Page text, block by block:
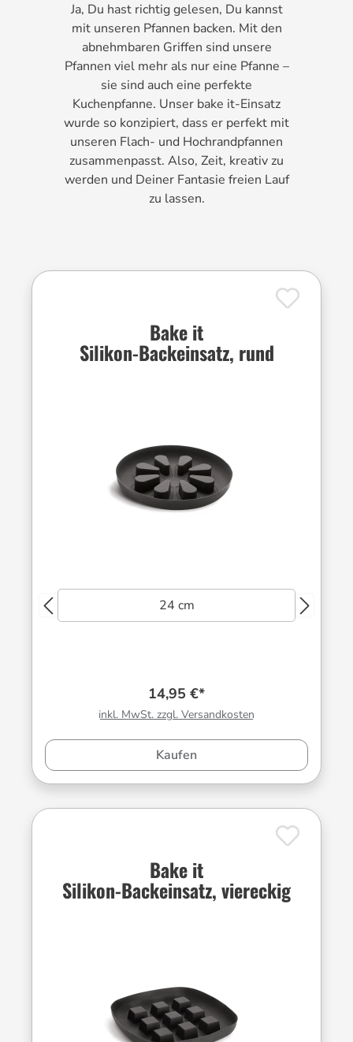
Ja, Du hast richtig gelesen, Du kannst
mit unseren Pfannen backen. Mit den
abnehmbaren Griffen sind unsere
Pfannen viel mehr als nur eine Pfanne –
sie sind auch eine perfekte
Kuchenpfanne. Unser bake it-Einsatz
wurde so konzipiert, dass er perfekt mit
unseren Flach- und Hochrandpfannen
zusammenpasst. Also, Zeit, kreativ zu
werden und Deiner Fantasie freien Lauf
zu lassen.
Bake it
Silikon-Backeinsatz, rund
24 cm
14,95 €*
inkl. MwSt. zzgl. Versandkosten
Kaufen
Bake it
Silikon-Backeinsatz, viereckig